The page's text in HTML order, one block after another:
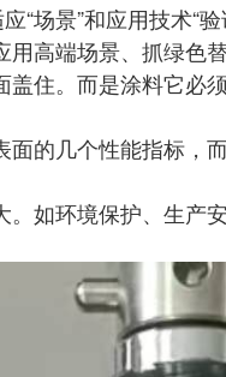
景”和应用技术“
端场景、抓绿色
。而是涂料它必
几个性能指标，
环境保护、生产